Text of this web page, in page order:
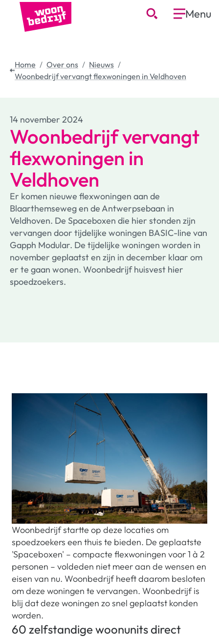
Menu
Home Over ons
Nieuws
Woonbedrijf vervangt flexwoningen in Veldhoven
14 november 2024
Woonbedrijf vervangt
flexwoningen in
Veldhoven
Er komen nieuwe flexwoningen aan de
Blaarthemseweg en de Antwerpsebaan in
Veldhoven. De Spaceboxen die hier stonden zijn
vervangen door tijdelijke woningen BASIC-line van
Gapph Modular. De tijdelijke woningen worden in
november geplaatst en zijn in december klaar om
er te gaan wonen. Woonbedrijf huisvest hier
spoedzoekers.
Woonbedrijf startte op deze locaties om
spoedzoekers een thuis te bieden. De geplaatste
'Spaceboxen' – compacte flexwoningen voor 1 à 2
personen – voldeden niet meer aan de wensen en
eisen van nu. Woonbedrijf heeft daarom besloten
om deze woningen te vervangen. Woonbedrijf is
blij dat deze woningen zo snel geplaatst konden
worden.
60 zelfstandige woonunits direct